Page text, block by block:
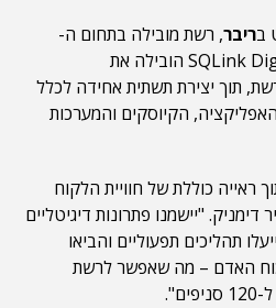
בריבר, רשת מובילה בתחום ה-
Wellness. הוא ציין כי "SQLink Digital הובילה את
תוך יצירת תשתית אחידה לכלל
הקיוסקים והמערכות
ראייה כוללת של חוויית הלקוח
"יישמנו פתרונות דיגיטליים
תהליכים תפעוליים והביאו
במצבת כוח האדם – מה שאפשר לרשת